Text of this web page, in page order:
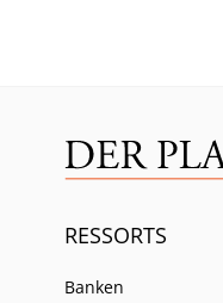
RESSORTS
Banken